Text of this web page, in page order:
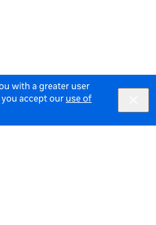
with a greater user
you accept our use of